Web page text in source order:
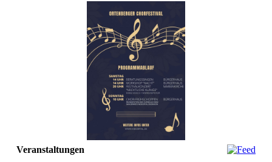
Veranstaltungen